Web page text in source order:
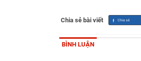
Chia sẻ bài viết
BÌNH LUẬN